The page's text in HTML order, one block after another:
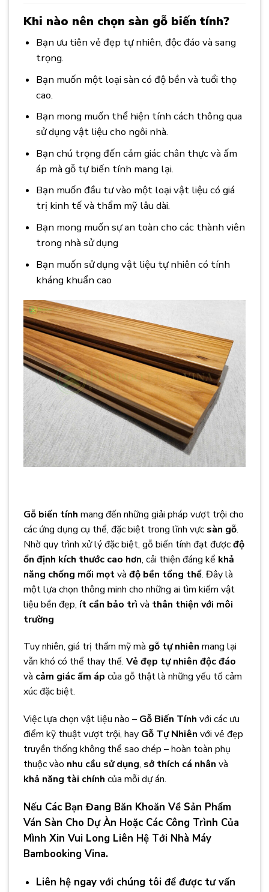
Khi nào nên chọn sàn gỗ biến tính?
Bạn ưu tiên vẻ đẹp tự nhiên, độc đáo và sang
trọng.
Bạn muốn một loại sàn có độ bền và tuổi thọ
cao.
Bạn mong muốn thể hiện tính cách thông qua
sử dụng vật liệu cho ngôi nhà.
Bạn chú trọng đến cảm giác chân thực và ấm
áp mà gỗ tự biến tính mang lại.
Bạn muốn đầu tư vào một loại vật liệu có giá
trị kinh tế và thẩm mỹ lâu dài.
Bạn mong muốn sự an toàn cho các thành viên
trong nhà sử dụng
Bạn muốn sử dụng vật liệu tự nhiên có tính
kháng khuẩn cao
Gỗ biến tính mang đến những giải pháp vượt trội cho
các ứng dụng cụ thể, đặc biệt trong lĩnh vực sàn gỗ.
Nhờ quy trình xử lý đặc biệt, gỗ biến tính đạt đượcđộ
ổn định kích thước cao hơn, cải thiện đáng kể khả
năng chống mối mọtvà độ bền tổng thể. Đây là
một lựa chọn thông minh cho những ai tìm kiếm vật
liệu bền đẹp, ít cần bảo trì và thân thiện với môi
trường
Tuy nhiên, giá trị thẩm mỹ mà gỗ tự nhiên mang lại
vẫn khó có thể thay thế. Vẻ đẹp tự nhiên độc đáo
và cảm giác ấm áp của gỗ thật là những yếu tố cảm
xúc đặc biệt.
Việc lựa chọn vật liệu nào – Gỗ Biến Tính với các ưu
điểm kỹ thuật vượt trội, hay Gỗ Tự Nhiên với vẻ đẹp
truyền thống không thể sao chép – hoàn toàn phụ
thuộc vào nhu cầu sử dụng, sở thích cá nhân và
khả năng tài chính của mỗi dự án.
Nếu Các Bạn Đang Băn Khoăn Về Sản Phẩm
Ván Sàn Cho Dự Àn Hoặc Các Công Trình Của
Mình Xin Vui Long Liên Hệ Tới Nhà Máy
Bambooking Vina.
Liên hệ ngay với chúng tôi để được tư vấn